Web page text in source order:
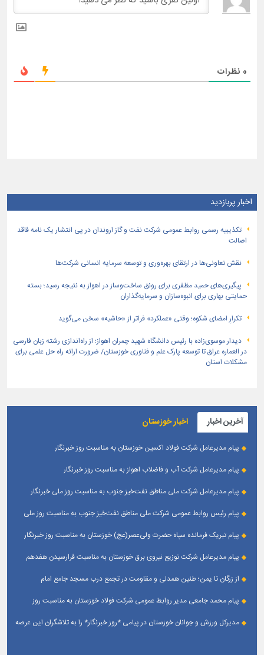
0 نظرات
اخبار پربازدید
تكذیبیه رسمی روابط عمومی شركت نفت و گاز اروندان در پی انتشار یک نامه فاقد
اصالت
نقش تعاونی‌ها در ارتقای بهره‌وری و توسعه سرمایه انسانی شرکت‌ها
پیگیری‌های حمید مظفری برای رونق ساخت‌وساز در اهواز به نتیجه رسید؛ بسته
حمایتی بهاری برای انبوه‌سازان و سرمایه‌گذاران
تکرارِ امضای شکوه؛ وقتی «عملکرد» فراتر از «حاشیه» سخن می‌گوید
دیدار موسوی‌زاده با رئیس دانشگاه شهید چمران اهواز؛ از راه‌اندازی رشته زبان فارسی
در العماره عراق تا توسعه پارک علم و فناوری خوزستان/ ضرورت ارائه راه حل علمی برای
مشکلات استان
آخرین اخبار اخبار خوزستان
پیام مدیرعامل شرکت فولاد اکسین خوزستان به مناسبت روز خبرنگار
پیام مدیرعامل شرکت آب و فاضلاب اهواز به مناسبت روز خبرنگار
پیام مدیرعامل شركت ملی مناطق نفت‌خیز جنوب به مناسبت روز ملی خبرنگار
پیام رئیس روابط عمومی شركت ملی مناطق نفت‌خیز جنوب به مناسبت روز ملی
پیام تبریک فرمانده سپاه حضرت ولی‌عصر(عج) خوزستان به مناسبت روز خبرنگار
پیام مدیرعامل شرکت توزیع نیروی برق خوزستان به مناسبت فرارسیدن هفدهم
از زرگان تا یمن؛ طنین همدلی و مقاومت در تجمع درب مسجد جامع امام
پیام محمد جامعی مدیر روابط عمومی شرکت فولاد خوزستان به مناسبت روز
مدیرکل ورزش و جوانان خوزستان در پیامی *روز خبرنگار* را به تلاشگران این عرصه